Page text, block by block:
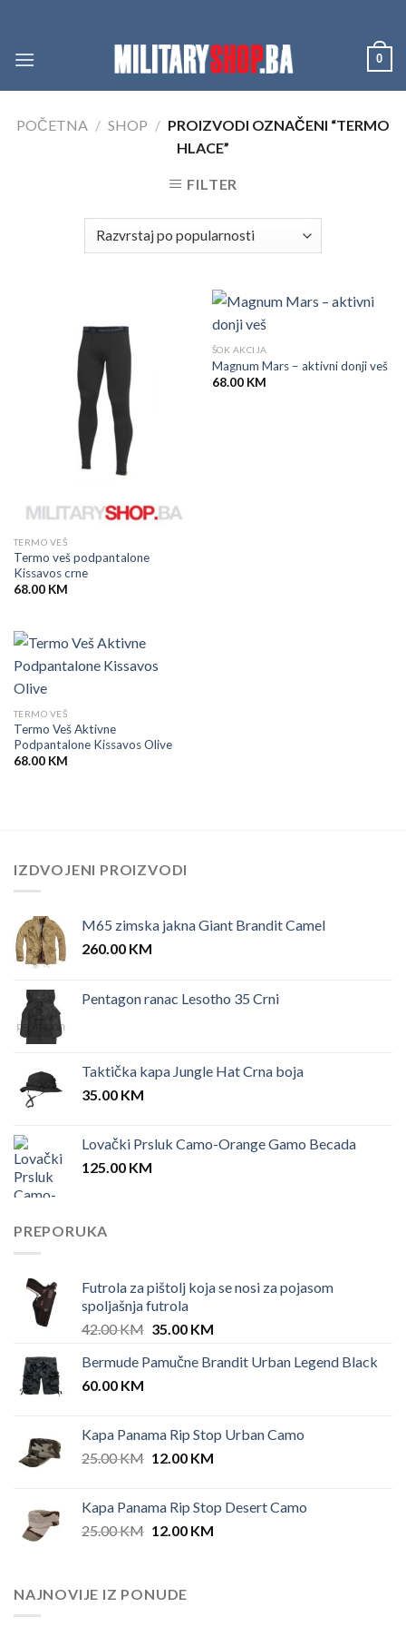
content
0
POČETNA / SHOP / PROIZVODI OZNAČENI “TERMO
HLACE”
FILTER
TERMO VEŠ
Termo veš podpantalone
Kissavos crne
68.00 KM
ŠOK AKCIJA
Magnum Mars – aktivni donji veš
68.00 KM
TERMO VEŠ
Termo Veš Aktivne
Podpantalone Kissavos Olive
68.00 KM
IZDVOJENI PROIZVODI
M65 zimska jakna Giant Brandit Camel
260.00 KM
Pentagon ranac Lesotho 35 Crni
Taktička kapa Jungle Hat Crna boja
35.00 KM
Lovački Prsluk Camo-Orange Gamo Becada
125.00 KM
PREPORUKA
Futrola za pištolj koja se nosi za pojasom
spoljašnja futrola
42.00KM Original
was:
35.00 KMCurrent
is:
Bermude Pamučne Brandit Urban Legend Black
60.00 KM
Kapa Panama Rip Stop Urban Camo
25.00KM Original
25.00 KM.
12.00 KMCurrent
12.00 KM.
Kapa Panama Rip Stop Desert Camo
25.00KM Original
25.00 KM.
12.00 KMCurrent
NAJNOVIJE IZ PONUDE